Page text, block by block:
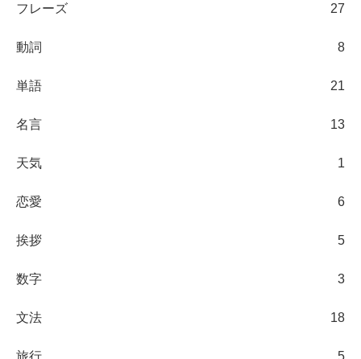
フレーズ 27
動詞 8
単語 21
名言 13
天気 1
恋愛 6
挨拶 5
数字 3
文法 18
旅行 5